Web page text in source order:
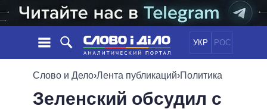
УКР РОС
НОВОСТИ
ЛЕНТА
ПОЛИТИКА
ОБЕЩАНИЯ
Слово и Дело›Лента публикаций›Политика
Зеленский обсудил с